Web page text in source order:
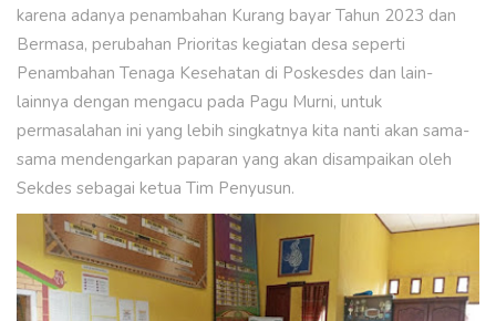
karena adanya penambahan Kurang bayar Tahun 2023 dan
Bermasa, perubahan Prioritas kegiatan desa seperti
Penambahan Tenaga Kesehatan di Poskesdes dan lain-
lainnya dengan mengacu pada Pagu Murni, untuk
permasalahan ini yang lebih singkatnya kita nanti akan sama-
sama mendengarkan paparan yang akan disampaikan oleh
Sekdes sebagai ketua Tim Penyusun.